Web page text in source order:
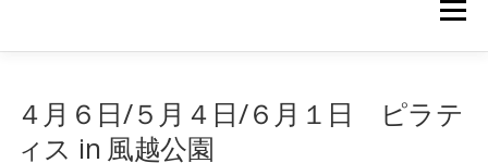
メニュー
４月６日/５月４日/６月１日 ピラテ
ィス in 風越公園